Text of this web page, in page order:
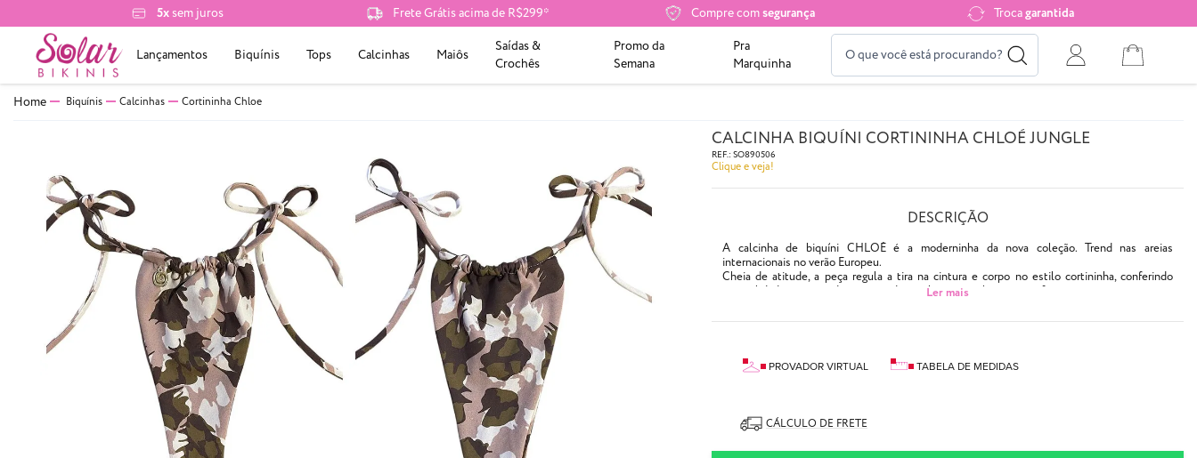
5xsem juros Frete Grátis acima de R$299* Compre comsegurança Trocagarantida
Lançamentos Biquínis Tops Calcinhas Maiôs
Saídas &
Crochês
Promo da
Semana
Pra
Marquinha
Biquínis Calcinhas Cortininha Chloe
CALCINHA BIQUÍNI CORTININHA CHLOÉ JUNGLE
REF.: SO890506
Clique e veja!
DESCRIÇÃO
A calcinha de biquíni CHLOÉ é a moderninha da nova coleção. Trend nas areias
internacionais no verão Europeu.
Cheia de atitude, a peça regula a tira na cintura e corpo no estilo cortininha, conferindo
versatilidade, já que cada sereia pode regular o tamanho tanto na frente quanto atrás.
- Ajustável na frente e atrás
lavagens. VejaAQUIcomo cuidar!
- Acabamento duplo
13% Elastano
- Tecido especial moda praia, filtro UV 50+
- Modelo usa tamanho P (veste jeans 34/36 - tem 1,63m de altura - 55kg)
PROVADOR VIRTUAL TABELA DE MEDIDAS
CÁLCULO DE FRETE